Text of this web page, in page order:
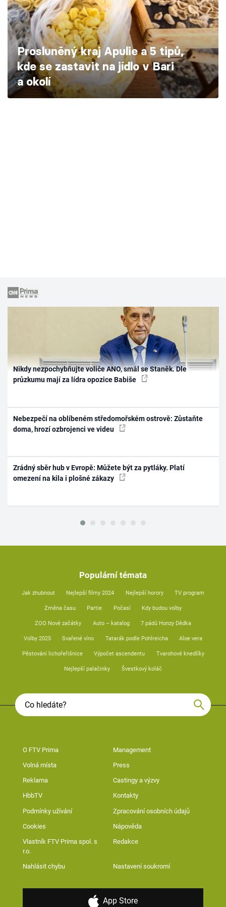
Škola vaření
Recepty z TV
Speciál: Cuketa
Těhotnej kuchař
Prosluněný kraj Apulie a 5 tipů,
kde se zastavit na jídlo v Bari
a okolí
Nikdy nezpochybňujte voliče ANO, smál se Staněk. Dle
průzkumu mají za lídra opozice Babiše
Nebezpečí na oblíbeném středomořském ostrově: Zůstaňte
doma, hrozí ozbrojenci ve videu
Zrádný sběr hub v Evropě: Můžete být za pytláky. Platí
omezení na kila i plošné zákazy
Populární témata
Jak zhubnout Nejlepší filmy 2024 Nejlepší horory TV program
Změna času Partie Počasí Kdy budou volby
ZOO Nové začátky Auto – katalog 7 pádů Honzy Dědka
Volby 2025 Svařené víno Tatarák podle Pohlreicha Aloe vera
Pěstování lichořeřišnice Výpočet ascendentu Tvarohové knedlíky
Nejlepší palačinky Švestkový koláč
O FTV Prima Management
Volná místa Press
Reklama Castingy a výzvy
HbbTV Kontakty
Podmínky užívání Zpracování osobních údajů
Cookies Nápověda
Vlastník FTV Prima spol. s
r.o.
Redakce
Nahlásit chybu Nastavení soukromí
App Store